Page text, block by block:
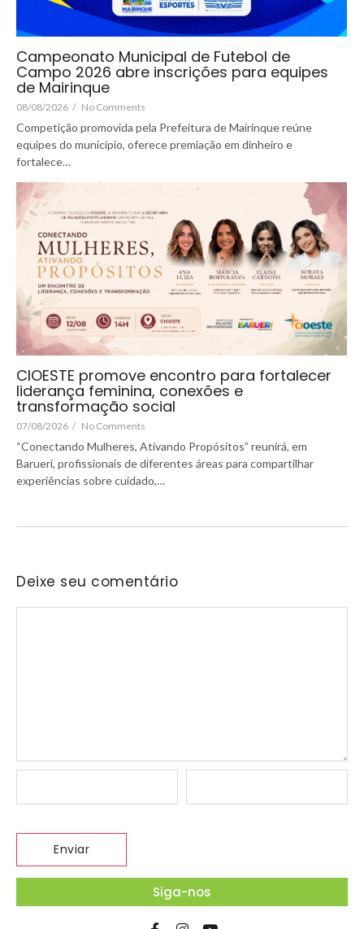
Campeonato Municipal de Futebol de
Campo 2026 abre inscrições para equipes
de Mairinque
08/08/2026 / No Comments
Competição promovida pela Prefeitura de Mairinque reúne
equipes do município, oferece premiação em dinheiro e
fortalece…
CIOESTE promove encontro para fortalecer
liderança feminina, conexões e
transformação social
07/08/2026 / No Comments
“Conectando Mulheres, Ativando Propósitos” reunirá, em
Barueri, profissionais de diferentes áreas para compartilhar
experiências sobre cuidado,…
Deixe seu comentário
Siga-nos